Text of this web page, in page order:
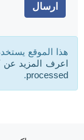
هذا الموقع
اعرف المزيد عن
processed
.